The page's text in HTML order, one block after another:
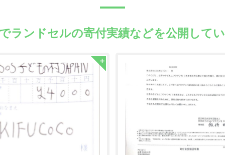
ランドセルの寄付実績などを公開して